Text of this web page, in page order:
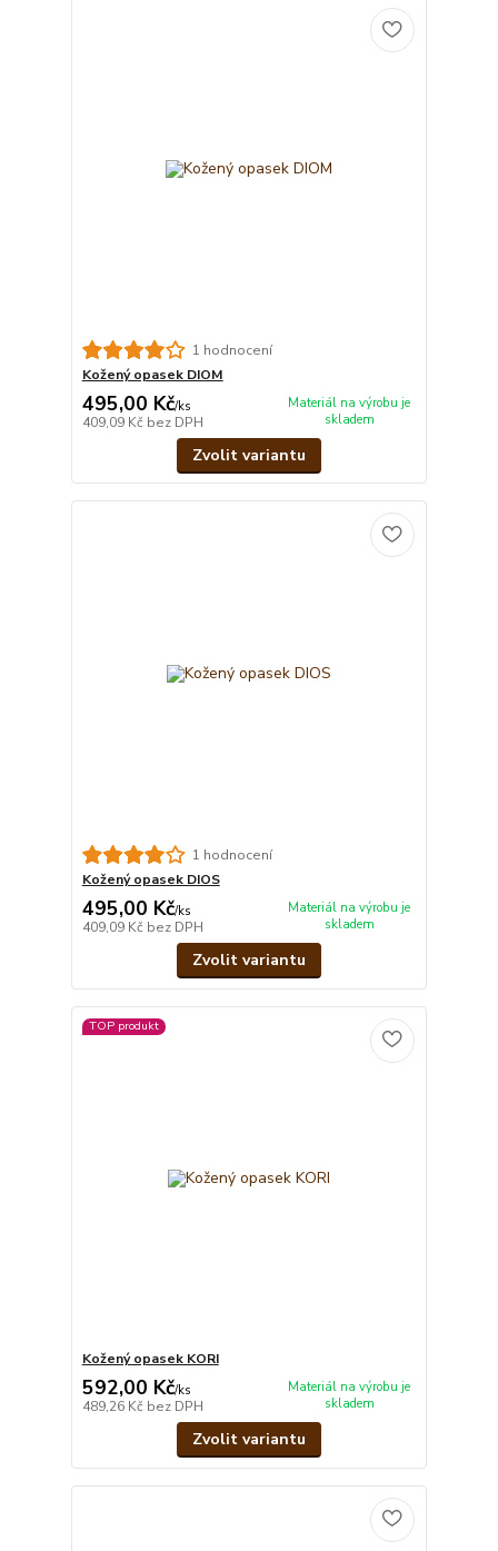
1 hodnocení
Kožený opasek DIOM
495,00 Kč/ks
409,09 Kč bez DPH
Materiál na výrobu je
skladem
Zvolit variantu
1 hodnocení
Kožený opasek DIOS
495,00 Kč/ks
409,09 Kč bez DPH
Materiál na výrobu je
skladem
Zvolit variantu
TOP produkt
Kožený opasek KORI
592,00 Kč/ks
489,26 Kč bez DPH
Materiál na výrobu je
skladem
Zvolit variantu